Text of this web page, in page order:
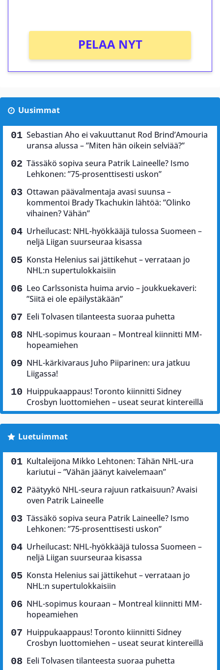
PELAA NYT
Uusimmat
Sebastian Aho ei vakuuttanut Rod Brind’Amouria
uransa alussa – ”Miten hän oikein selviää?”
Tässäkö sopiva seura Patrik Laineelle? Ismo
Lehkonen: ”75-prosenttisesti uskon”
Ottawan päävalmentaja avasi suunsa –
kommentoi Brady Tkachukin lähtöä: ”Olinko
vihainen? Vähän”
Urheilucast: NHL-hyökkääjä tulossa Suomeen –
neljä Liigan suurseuraa kisassa
Konsta Helenius sai jättikehut – verrataan jo
NHL:n supertulokkaisiin
Leo Carlssonista huima arvio – joukkuekaveri:
”Siitä ei ole epäilystäkään”
Eeli Tolvasen tilanteesta suoraa puhetta
NHL-sopimus kouraan – Montreal kiinnitti MM-
hopeamiehen
NHL-kärkivaraus Juho Piiparinen: ura jatkuu
Liigassa!
Huippukaappaus! Toronto kiinnitti Sidney
Crosbyn luottomiehen – useat seurat kintereillä
Luetuimmat
Kultaleijona Mikko Lehtonen: Tähän NHL-ura
kariutui – ”Vähän jäänyt kaivelemaan”
Päätyykö NHL-seura rajuun ratkaisuun? Avaisi
oven Patrik Laineelle
Tässäkö sopiva seura Patrik Laineelle? Ismo
Lehkonen: ”75-prosenttisesti uskon”
Urheilucast: NHL-hyökkääjä tulossa Suomeen –
neljä Liigan suurseuraa kisassa
Konsta Helenius sai jättikehut – verrataan jo
NHL:n supertulokkaisiin
NHL-sopimus kouraan – Montreal kiinnitti MM-
hopeamiehen
Huippukaappaus! Toronto kiinnitti Sidney
Crosbyn luottomiehen – useat seurat kintereillä
Eeli Tolvasen tilanteesta suoraa puhetta